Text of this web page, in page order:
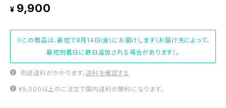
¥ 9,900
※この商品は、最短で8月14日(金)にお届けします（お届け先によって、
最短到着日に数日追加される場合があります）。
別途送料がかかります。送料を確認する
¥5,000以上のご注文で国内送料が無料になります。